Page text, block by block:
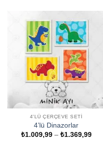
4'LÜ ÇERÇEVE SETI
4’lü Dinazorlar
₺1.009,99 – ₺1.369,99Fiyat